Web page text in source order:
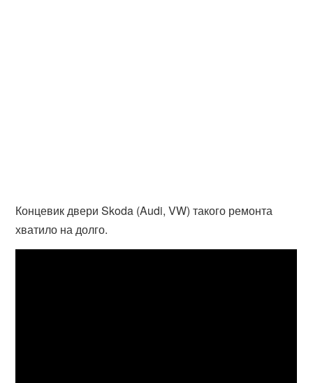
Концевик двери Skoda (Audi, VW) такого ремонта
хватило на долго.